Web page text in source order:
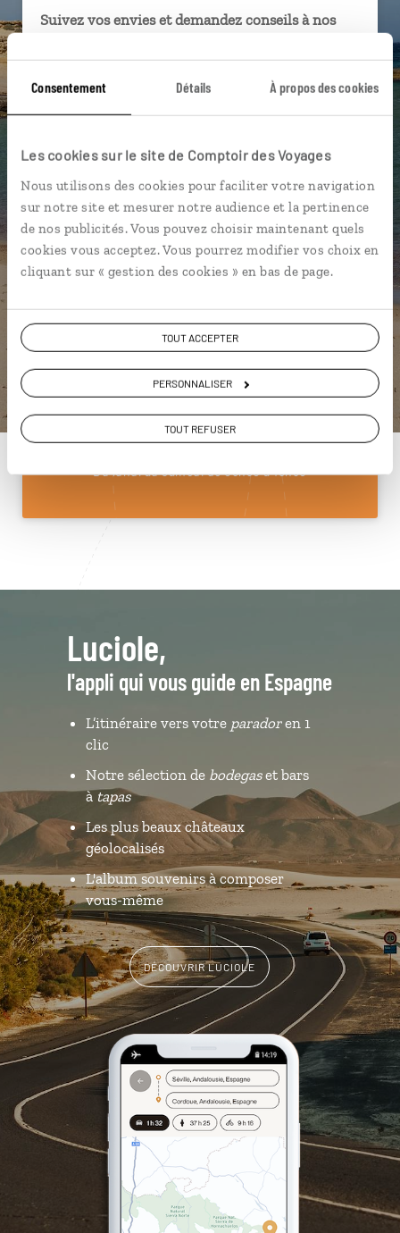
Consentement Détails À propos des cookies
Les cookies sur le site de Comptoir des Voyages
Nous utilisons des cookies pour faciliter votre navigation
sur notre site et mesurer notre audience et la pertinence
de nos publicités. Vous pouvez choisir maintenant quels
cookies vous acceptez. Vous pourrez modifier vos choix en
cliquant sur « gestion des cookies » en bas de page.
TOUT ACCEPTER
PERSONNALISER
TOUT REFUSER
Suivez vos envies et demandez conseils à nos
Ils sauront organiser votre itinéraire au plus
près de vos envies et de la réalité du pays.
connectés en agence, mais aussi par email ou
Vous gardez le même interlocuteur avant,
pendant et après votre voyage.
DEMANDER UN DEVIS
Construisez votre voyage avec un spécialiste Espagne
01 85 08 10 48
Du lundi au samedi de 09h30 à 18h30
Luciole,
l'appli qui vous guide en Espagne
L’itinéraire vers votre paradoren 1
clic
Notre sélection de bodegaset bars
àtapas
Les plus beaux châteaux
géolocalisés
L'album souvenirs à composer
vous-même
DÉCOUVRIR LUCIOLE